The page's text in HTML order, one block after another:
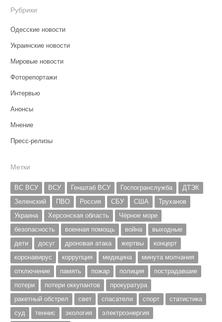
Рубрики
Одесские новости
Украинские новости
Мировые новости
Фоторепортажи
Интервью
Анонсы
Мнение
Пресс-релизы
Метки
ВС ВСУ ВСУ Генштаб ВСУ Госпогранслужба
ДТЭК
Зеленский
ПВО Россия СБУ США
Труханов
Украина
Херсонская область
Чёрное море
безопасность
военная помощь война
выходные
дети
досуг дроновая атака жертвы
концерт
коронавирус
коррупция медицина
минута молчания
отключение
память пожар полиция
пострадавшие
потери
потери оккупантов
прокуратура
ракетный обстрел
свет спасатели спорт
статистика
суд
теннис экология
электроэнергия